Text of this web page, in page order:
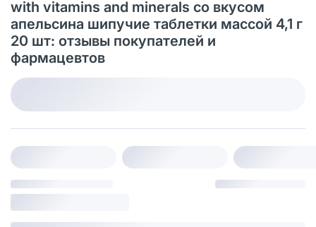
with vitamins and minerals со вкусом
апельсина шипучие таблетки массой 4,1 г
20 шт: отзывы покупателей и
фармацевтов